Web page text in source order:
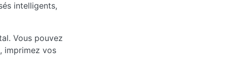
intelligents,
Vous pouvez
imprimez vos